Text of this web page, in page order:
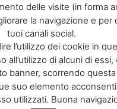
TESI EDITRICE S.R.L. | P.IVA
| VIA DI BADIA 14 – 51100 LOC.
(PISTOIA) |POWERED BY
ALLYMIND
delle visite (in forma
la navigazione e per
tuoi canali social.
l’utilizzo dei cookie in
all’utilizzo di alcuni di essi,
banner, scorrendo
suo elemento acconsenti
utilizzati. Buona